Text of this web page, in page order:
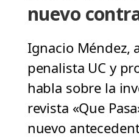
nuevo
Ignacio Méndez,
penalista UC y
habla sobre la
revista «Que
nuevo